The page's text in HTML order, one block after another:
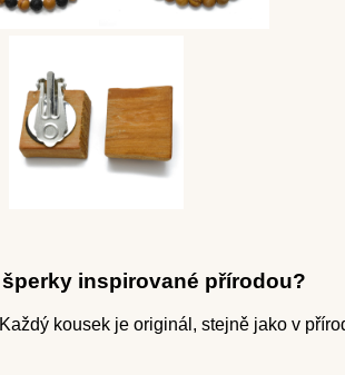
inspirované přírodou?
kousek je originál, stejně jako v